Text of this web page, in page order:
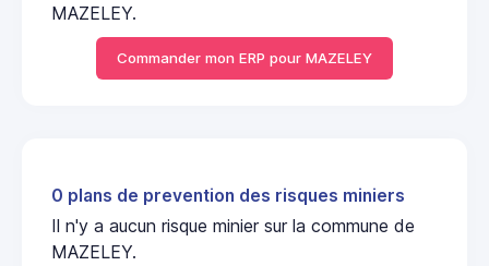
MAZELEY.
Commander mon ERP pour MAZELEY
0 plans de prevention des risques miniers
Il n'y a aucun risque minier sur la commune de
MAZELEY.